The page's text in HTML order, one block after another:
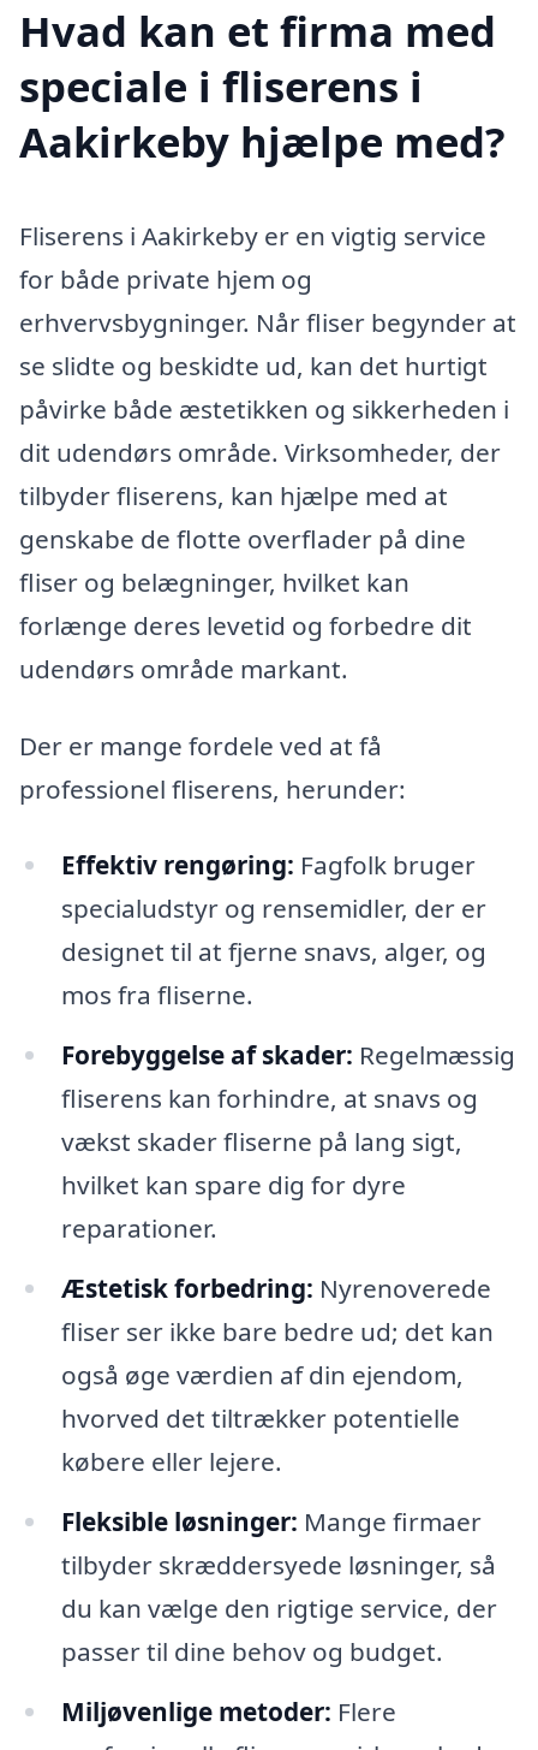
Hvad kan et firma med
speciale i fliserens i
Aakirkeby hjælpe med?
Fliserens i Aakirkeby er en vigtig service
for både private hjem og
erhvervsbygninger. Når fliser begynder at
se slidte og beskidte ud, kan det hurtigt
påvirke både æstetikken og sikkerheden i
dit udendørs område. Virksomheder, der
tilbyder fliserens, kan hjælpe med at
genskabe de flotte overflader på dine
fliser og belægninger, hvilket kan
forlænge deres levetid og forbedre dit
udendørs område markant.
Der er mange fordele ved at få
professionel fliserens, herunder:
Effektiv rengøring: Fagfolk bruger
specialudstyr og rensemidler, der er
designet til at fjerne snavs, alger, og
mos fra fliserne.
Forebyggelse af skader: Regelmæssig
fliserens kan forhindre, at snavs og
vækst skader fliserne på lang sigt,
hvilket kan spare dig for dyre
reparationer.
Æstetisk forbedring: Nyrenoverede
fliser ser ikke bare bedre ud; det kan
også øge værdien af din ejendom,
hvorved det tiltrækker potentielle
købere eller lejere.
Fleksible løsninger: Mange firmaer
tilbyder skræddersyede løsninger, så
du kan vælge den rigtige service, der
passer til dine behov og budget.
Miljøvenlige metoder: Flere